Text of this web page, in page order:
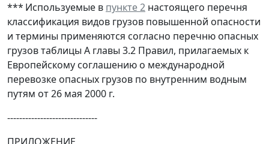
*** Используемые в пункте 2 настоящего перечня
классификация видов грузов повышенной опасности
и термины применяются согласно перечню опасных
грузов таблицы А главы 3.2 Правил, прилагаемых к
Европейскому соглашению о международной
перевозке опасных грузов по внутренним водным
путям от 26 мая 2000 г.
------------------------------